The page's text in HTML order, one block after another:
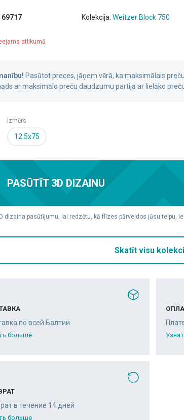
69717 Kolekcija: Weitzer Block 750
atlikumā
Pasūtot preces, jāņem vērā, ka maksimālais
ar maksimālo preču daudzumu partijā ar lielāko
Izmērs
12.5x75
PASŪTĪT 3D DIZAINU
dizaina pasūtījumu, lai redzētu, kā flīzes pārveidos jūsu telpu,
Skatīt visu
по всей Балтии
больше
в течение 14 дней
больше